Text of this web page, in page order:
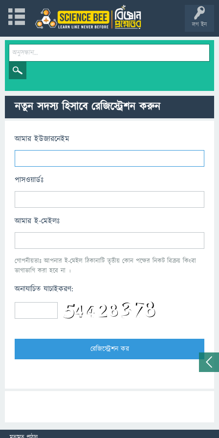
লগ ইন
নতুন সদস্য হিসাবে রেজিস্ট্রেশন করুন
আমার ইউজারনেইম
পাসওয়ার্ডঃ
আমার ই-মেইলঃ
গোপনীয়তাঃ আপনার ই-মেইল ঠিকানাটি তৃতীয় কোন পক্ষের নিকট বিক্রয় কিংবা
ভাগাভাগি করা হবে না ।
অনাযাচিত যাচাইকরণ: